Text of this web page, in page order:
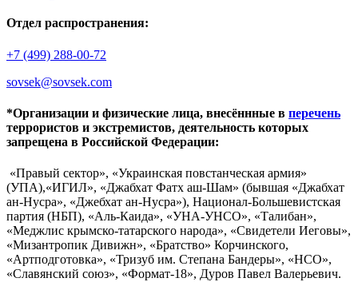
Отдел распространения:
+7 (499) 288-00-72
sovsek@sovsek.com
*Организации и физические лица, внесённные в перечень
террористов и экстремистов, деятельность которых
запрещена в Российской Федерации:
«Правый сектор», «Украинская повстанческая армия»
(УПА),«ИГИЛ», «Джабхат Фатх аш-Шам» (бывшая «Джабхат
ан-Нусра», «Джебхат ан-Нусра»), Национал-Большевистская
партия (НБП), «Аль-Каида», «УНА-УНСО», «Талибан»,
«Меджлис крымско-татарского народа», «Свидетели Иеговы»,
«Мизантропик Дивижн», «Братство» Корчинского,
«Артподготовка», «Тризуб им. Степана Бандеры», «НСО»,
«Славянский союз», «Формат-18», Дуров Павел Валерьевич.